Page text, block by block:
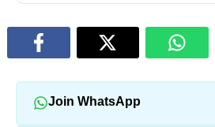
Join WhatsApp